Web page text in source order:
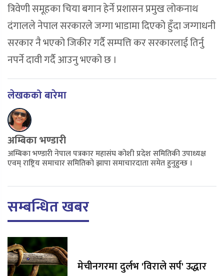
त्रिवेणी समूहका चिया बगान हेर्ने प्रशासन प्रमुख लोकनाथ
दंगालले नेपाल सरकारले जग्गा भाडामा दिएको हुँदा जग्गाधनी
सरकार नै भएको जिकीर गर्दै सम्पत्ति कर सरकारलाई तिर्नु
नपर्ने दावी गर्दै आउनु भएको छ ।
लेखकको बारेमा
अम्बिका भण्डारी
अम्बिका भण्डारी नेपाल पत्रकार महासंघ कोशी प्रदेश समितिकी उपाध्यक्ष
एवम् राष्ट्रिय समाचार समितिको झापा समाचारदाता समेत हुनुहुन्छ ।
सम्बन्धित खबर
मेचीनगरमा दुर्लभ 'विराले सर्प' उद्धार